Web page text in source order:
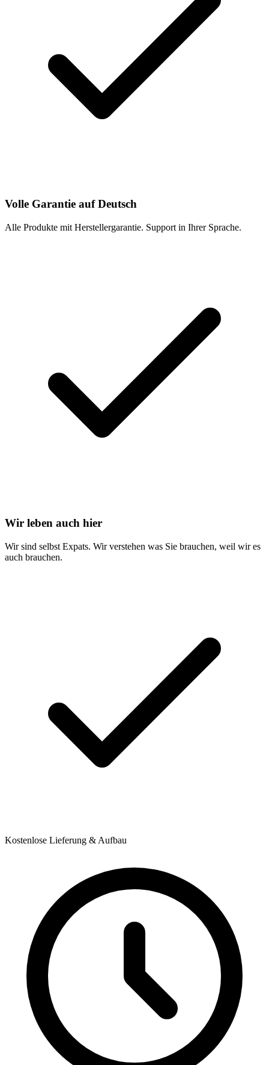
Volle Garantie auf Deutsch
Alle Produkte mit Herstellergarantie. Support in Ihrer Sprache.
Wir leben auch hier
Wir sind selbst Expats. Wir verstehen was Sie brauchen, weil wir es
auch brauchen.
Kostenlose Lieferung & Aufbau